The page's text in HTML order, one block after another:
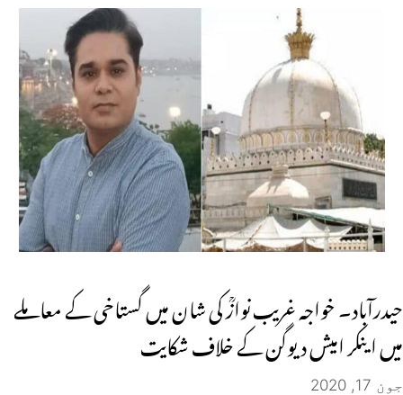
حیدرآباد۔ خواجہ غریب نوازؒ کی شان میں گستاخی کے معاملے
میں اینکر امیش دیوگن کے خلاف شکایت
جون 17, 2020